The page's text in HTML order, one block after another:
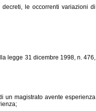
le occorrenti variazioni di
legge 31 dicembre 1998, n. 476,
un magistrato avente esperienza